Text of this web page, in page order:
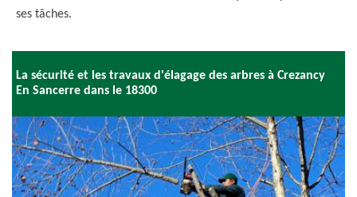
ses tâches.
La sécurité et les travaux d'élagage des arbres à Crezancy
En Sancerre dans le 18300